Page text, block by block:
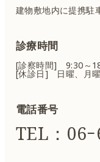
建物敷地内に提携駐
診療時間
[診察時間] 9:30～
[休診日] 日曜、月曜
電話番号
TEL：06